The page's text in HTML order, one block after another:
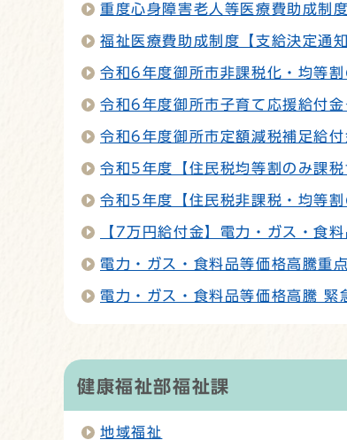
重度心身障害老人等医療費助成制度
福祉医療費助成制度【支給決定通知
令和6年度御所市非課税化・均等
令和6年度御所市子育て応援給付
令和6年度御所市定額減税補足給
令和5年度【住民税均等割のみ課
令和5年度【住民税非課税・均等
【7万円給付金】電力・ガス・食
電力・ガス・食料品等価格高騰重
電力・ガス・食料品等価格高騰 緊
健康福祉部福祉課
地域福祉